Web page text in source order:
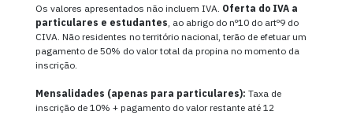
Os valores apresentados não incluem IVA. Oferta do IVA a
particulares e estudantes, ao abrigo do nº10 do artº9 do
CIVA. Não residentes no território nacional, terão de efetuar um
pagamento de 50% do valor total da propina no momento da
inscrição.
Mensalidades (apenas para particulares): Taxa de
inscrição de 10% + pagamento do valor restante até 12